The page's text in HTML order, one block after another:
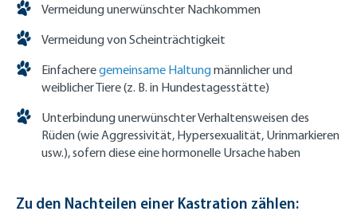
Vermeidung unerwünschter Nachkommen
Vermeidung von Scheinträchtigkeit
Einfacheregemeinsame Haltungmännlicher und
weiblicher Tiere (z. B. in Hundestagesstätte)
Unterbindung unerwünschter Verhaltensweisen des
Rüden (wie Aggressivität, Hypersexualität, Urinmarkieren
usw.), sofern diese eine hormonelle Ursache haben
Zu den Nachteilen einer Kastration zählen: